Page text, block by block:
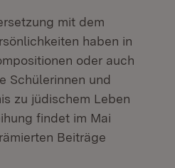
mit dem
haben in
oder auch
Schülerinnen und
zu jüdischem Leben
findet im Mai
Beiträge